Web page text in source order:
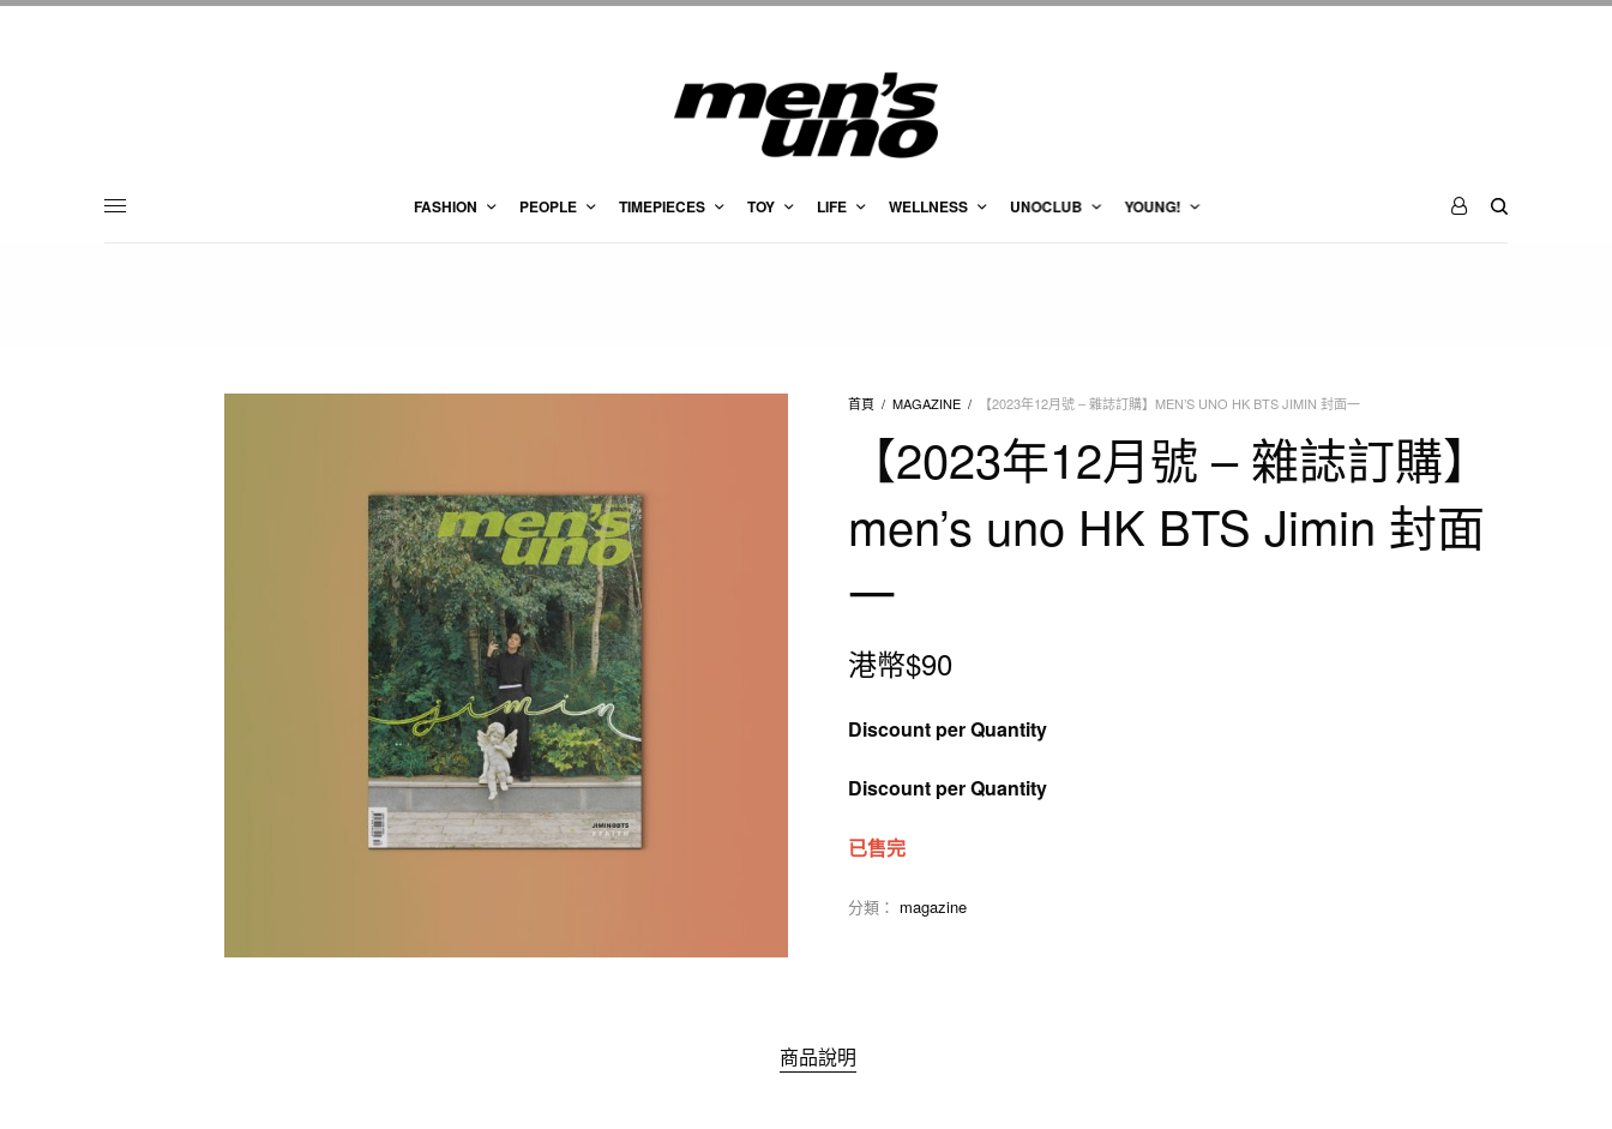
FASHION PEOPLE TIMEPIECES TOY LIFE WELLNESS UNOCLUB YOUNG!
首頁 / MAGAZINE / 【2023年12月號 – 雜誌訂購】MEN’S UNO HK BTS JIMIN 封面一
【2023年12月號 – 雜誌訂購】
men’s uno HK BTS Jimin 封面
一
港幣$90
Discount per Quantity
Discount per Quantity
已售完
分類： magazine
商品說明